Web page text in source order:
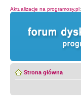
Aktualizacje na programosy.pl:
Strona główna